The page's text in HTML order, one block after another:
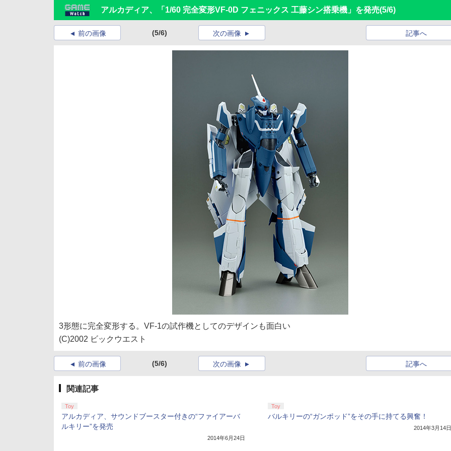
アルカディア、「1/60 完全変形VF-0D フェニックス 工藤シン搭乗機」を発売(5/6)
前の画像 (5/6) 記事へ
次の画像
3形態に完全変形する。VF-1の試作機としてのデザインも面白い
(C)2002 ビックウエスト
前の画像 (5/6) 記事へ
次の画像
関連記事
Toy
アルカディア、サウンドブースター付きの“ファイアーバ
ルキリー”を発売
2014年6月24日
Toy
バルキリーの“ガンポッド”をその手に持てる興奮！
2014年3月14日